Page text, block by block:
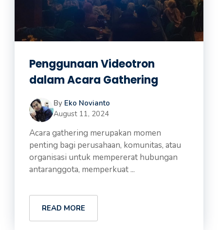
Penggunaan Videotron
dalam Acara Gathering
By Eko Novianto
August 11, 2024
Acara gathering merupakan momen
penting bagi perusahaan, komunitas, atau
organisasi untuk mempererat hubungan
antaranggota, memperkuat ...
READ MORE